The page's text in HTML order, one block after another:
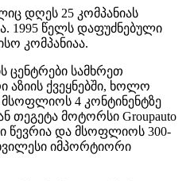
დღეს 25 კომპანიას
1995 წელს დაფუძნებული
კომპანიაა.
ცენტრები სამხრეთ
აზიის ქვეყნებში, ხოლო
4 კონტინენტზე
თეგეტა მოტორსი Groupauto
წევრია და მსოფლიოს 300-
იმპორტიორი